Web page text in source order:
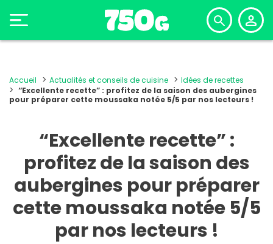
Accueil Actualités et conseils de cuisine
Idées de recettes
“Excellente recette” : profitez de la saison des aubergines
pour préparer cette moussaka notée 5/5 par nos lecteurs !
“Excellente recette” :
profitez de la saison des
aubergines pour préparer
cette moussaka notée 5/5
par nos lecteurs !